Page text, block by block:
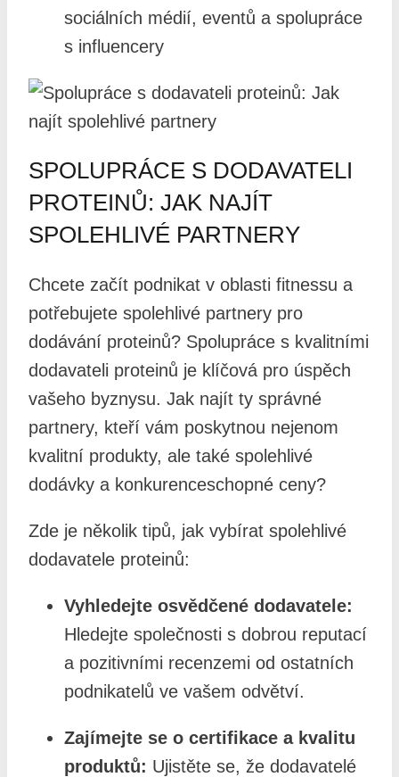
sociálních médií, eventů a spolupráce
s influencery
SPOLUPRÁCE S DODAVATELI
PROTEINŮ: JAK NAJÍT
SPOLEHLIVÉ PARTNERY
Chcete začít podnikat v oblasti fitnessu a
potřebujete spolehlivé partnery pro
dodávání proteinů? Spolupráce s kvalitními
dodavateli proteinů je klíčová pro úspěch
vašeho byznysu. Jak najít ty správné
partnery, kteří vám poskytnou nejenom
kvalitní produkty, ale také spolehlivé
dodávky a konkurenceschopné ceny?
Zde je několik tipů, jak vybírat spolehlivé
dodavatele proteinů:
Vyhledejte osvědčené dodavatele:
Hledejte společnosti s dobrou reputací
a pozitivními recenzemi od ostatních
podnikatelů ve vašem odvětví.
Zajímejte se o certifikace a kvalitu
produktů: Ujistěte se, že dodavatelé